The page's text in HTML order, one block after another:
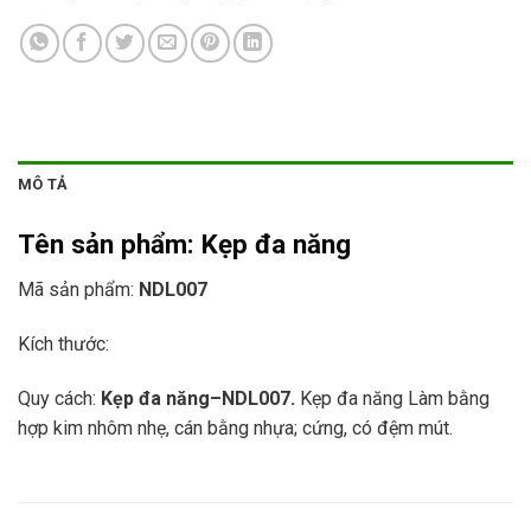
MÔ TẢ
Tên sản phẩm: Kẹp đa năng
Mã sản phẩm: NDL007
Kích thước:
Quy cách: Kẹp đa năng–NDL007. Kẹp đa năng Làm bằng
hợp kim nhôm nhẹ, cán bằng nhựa; cứng, có đệm mút.